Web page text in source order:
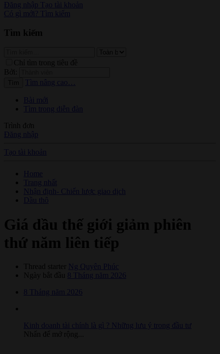
Đăng nhập Tạo tài khoản
Có gì mới? Tìm kiếm
Tìm kiếm
Chỉ tìm trong tiêu đề
Bởi:
Tìm nâng cao…
Bài mới
Tìm trong diễn đàn
Trình đơn
Đăng nhập
Tạo tài khoản
Home
Trang nhất
Nhận định- Chiến lược giao dịch
Dầu thô
Giá dầu thế giới giảm phiên
thứ năm liên tiếp
Thread starter
Ng Quyên Phúc
Ngày bắt đầu
8 Tháng năm 2026
8 Tháng năm 2026
Kinh doanh tài chính là gì ? Những lưu ý trong đầu tư
Nhấn để mở rộng...